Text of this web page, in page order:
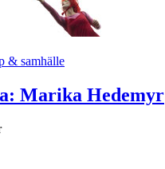
& samhälle
Marika Hedemyr